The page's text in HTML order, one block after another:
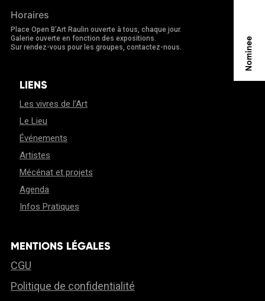
Horaires
Place Open B'Art Raulin ouverte à tous, chaque jour.
Galerie ouverte en fonction des expositions.
Sur rendez-vous pour les groupes, contactez-nous.
LIENS
Les vivres de l’Art
Le Lieu
Événements
Artistes
Mécénat et projets
Agenda
Infos Pratiques
MENTIONS LÉGALES
CGU
Politique de confidentialité